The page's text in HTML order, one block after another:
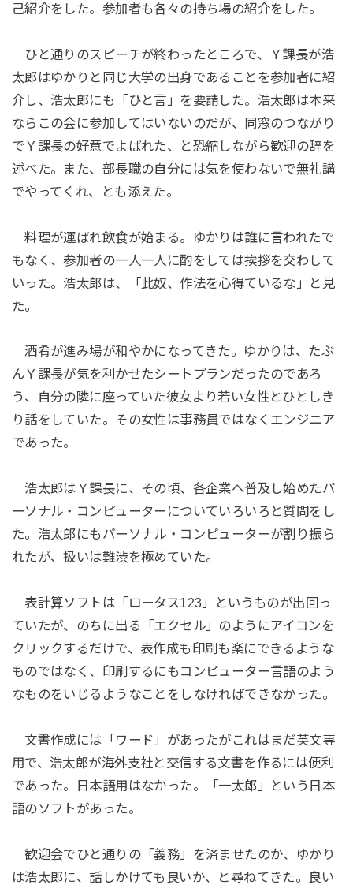
己紹介をした。参加者も各々の持ち場の紹介をした。
ひと通りのスピーチが終わったところで、Ｙ課長が浩
太郎はゆかりと同じ大学の出身であることを参加者に紹
介し、浩太郎にも「ひと言」を要請した。浩太郎は本来
ならこの会に参加してはいないのだが、同窓のつながり
でＹ課長の好意でよばれた、と恐縮しながら歓迎の辞を
述べた。また、部長職の自分には気を使わないで無礼講
でやってくれ、とも添えた。
料理が運ばれ飲食が始まる。ゆかりは誰に言われたで
もなく、参加者の一人一人に酌をしては挨拶を交わして
いった。浩太郎は、「此奴、作法を心得ているな」と見
た。
酒肴が進み場が和やかになってきた。ゆかりは、たぶ
んＹ課長が気を利かせたシートプランだったのであろ
う、自分の隣に座っていた彼女より若い女性とひとしき
り話をしていた。その女性は事務員ではなくエンジニア
であった。
浩太郎はＹ課長に、その頃、各企業へ普及し始めたパ
ーソナル・コンピューターについていろいろと質問をし
た。浩太郎にもパーソナル・コンピューターが割り振ら
れたが、扱いは難渋を極めていた。
表計算ソフトは「ロータス123」というものが出回っ
ていたが、のちに出る「エクセル」のようにアイコンを
クリックするだけで、表作成も印刷も楽にできるような
ものではなく、印刷するにもコンピューター言語のよう
なものをいじるようなことをしなければできなかった。
文書作成には「ワード」があったがこれはまだ英文専
用で、浩太郎が海外支社と交信する文書を作るには便利
であった。日本語用はなかった。「一太郎」という日本
語のソフトがあった。
歓迎会でひと通りの「義務」を済ませたのか、ゆかり
は浩太郎に、話しかけても良いか、と尋ねてきた。良い